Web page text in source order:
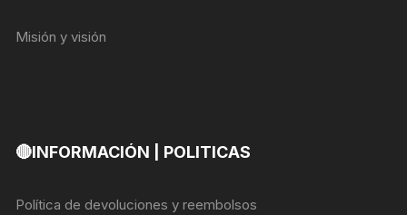
Misión y visión
🔴INFORMACIÓN | POLITICAS
Política de devoluciones y reembolsos